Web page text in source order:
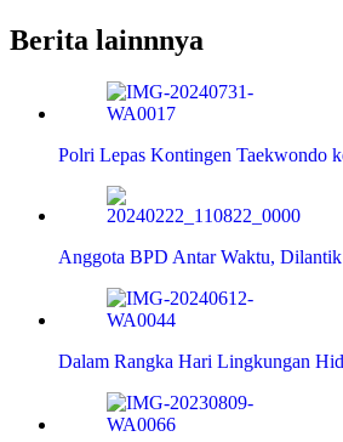
Berita lainnnya
Polri Lepas Kontingen Taekwondo
Anggota BPD Antar Waktu, Dilantik
Dalam Rangka Hari Lingkungan